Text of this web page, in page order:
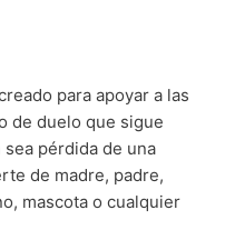
para apoyar a las
de duelo que sigue
pérdida de una
de madre, padre,
mascota o cualquier